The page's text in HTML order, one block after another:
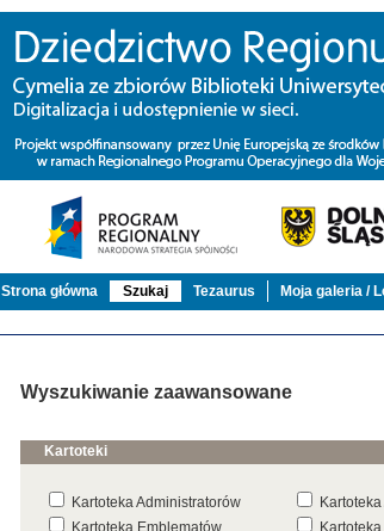
Strona główna Szukaj Tezaurus Moja galeria /
Wyszukiwanie zaawansowane
Kartoteki
Kartoteka Administratorów
Kartoteka Emblematów